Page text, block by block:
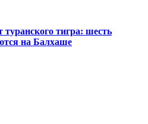
тигра: шесть
на Балхаше